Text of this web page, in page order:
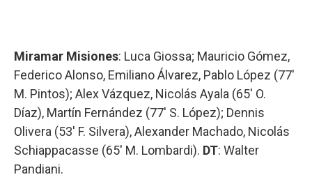
Miramar Misiones: Luca Giossa; Mauricio Gómez,
Federico Alonso, Emiliano Álvarez, Pablo López (77′
M. Pintos); Alex Vázquez, Nicolás Ayala (65′ O.
Díaz), Martín Fernández (77′ S. López); Dennis
Olivera (53′ F. Silvera), Alexander Machado, Nicolás
Schiappacasse (65′ M. Lombardi). DT: Walter
Pandiani.